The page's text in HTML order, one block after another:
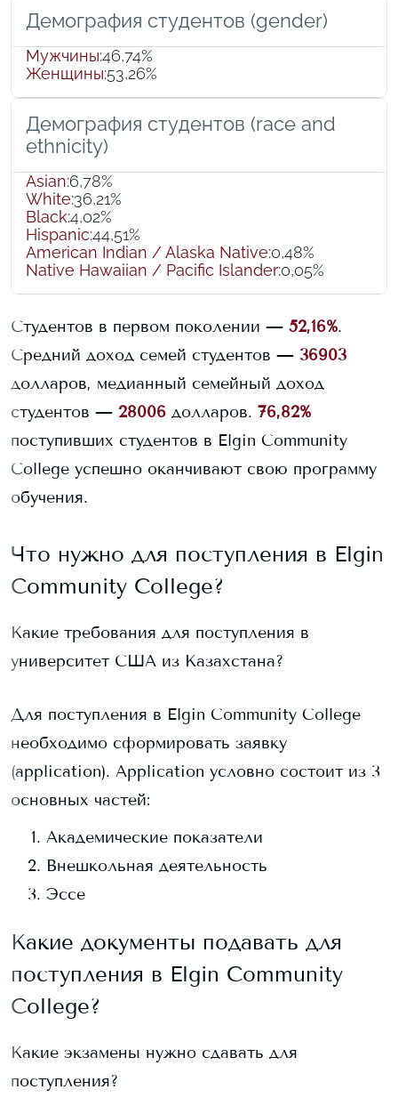
Демография студентов (gender)
Мужчины:46,74%
Женщины:53,26%
Демография студентов (race and
ethnicity)
Asian:6,78%
White:36,21%
Black:4,02%
Hispanic:44,51%
American Indian / Alaska Native:0,48%
Native Hawaiian / Pacific Islander:0,05%
Студентов в первом поколении — 52,16%.
Средний доход семей студентов — 36903
долларов, медианный семейный доход
студентов — 28006 долларов. 76,82%
поступивших студентов в Elgin Community
College успешно оканчивают свою программу
обучения.
Что нужно для поступления в Elgin
Community College?
Какие требования для поступления в
университет США из Казахстана?
Для поступления в Elgin Community College
необходимо сформировать заявку
(application). Application условно состоит из 3
основных частей:
Академические показатели
Внешкольная деятельность
Эссе
Какие документы подавать для
поступления в Elgin Community
College?
Какие экзамены нужно сдавать для
поступления?